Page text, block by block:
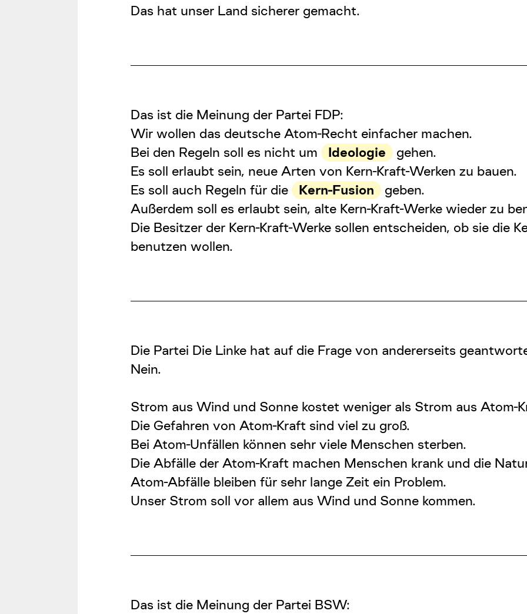
Das hat unser Land sicherer gemacht.
Das ist die Meinung der Partei FDP:
Wir wollen das deutsche Atom-Recht einfacher machen.
Bei den Regeln soll es nicht um
Ideologie
gehen.
Es soll erlaubt sein, neue Arten von Kern-Kraft-Werken zu bauen.
Es soll auch Regeln für die
Kern-Fusion
geben.
Außerdem soll es erlaubt sein, alte Kern-Kraft-Werke wieder zu
Die Besitzer der Kern-Kraft-Werke sollen entscheiden, ob sie die
benutzen wollen.
Die Partei Die Linke hat auf die Frage von andererseits
Nein.
Strom aus Wind und Sonne kostet weniger als Strom aus Atom-
Die Gefahren von Atom-Kraft sind viel zu groß.
Bei Atom-Unfällen können sehr viele Menschen sterben.
Die Abfälle der Atom-Kraft machen Menschen krank und die
Atom-Abfälle bleiben für sehr lange Zeit ein Problem.
Unser Strom soll vor allem aus Wind und Sonne kommen.
Das ist die Meinung der Partei BSW: